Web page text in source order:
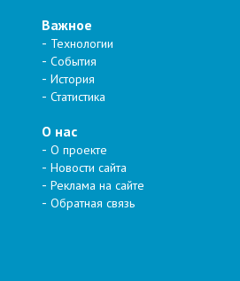
Важное
Технологии
События
История
Статистика
О нас
О проекте
Новости сайта
Реклама на сайте
Обратная связь